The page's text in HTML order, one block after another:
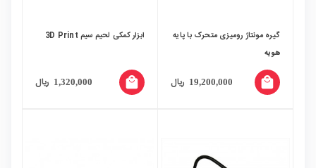
گیره مونتاژ رومیزی متحرک با پایه
هویه
19,200,000 ریال local_mall
ابزار کمکی لحیم سیم 3D Print
1,320,000 ریال local_mall